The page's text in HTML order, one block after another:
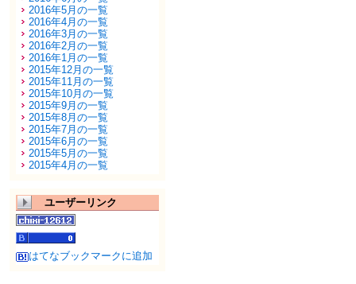
2016年5月の一覧
2016年4月の一覧
2016年3月の一覧
2016年2月の一覧
2016年1月の一覧
2015年12月の一覧
2015年11月の一覧
2015年10月の一覧
2015年9月の一覧
2015年8月の一覧
2015年7月の一覧
2015年6月の一覧
2015年5月の一覧
2015年4月の一覧
ユーザーリンク
はてなブックマークに追加